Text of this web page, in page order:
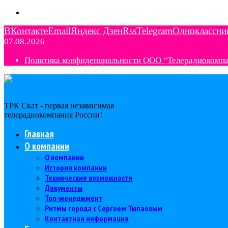
ВКонтактеEmailЯндекс ДзенRssTelegram
07.08.2026
Политика конфиденциальности ООО
ТРК Скат - первая независимая
телерадиокомпания Роcсии!
Главная
О компании
О компании
История компании
Технические возможности
Документы
Топ-менеджмент
Ритмы города с Сергеем Тюпаевым
Контактная информация